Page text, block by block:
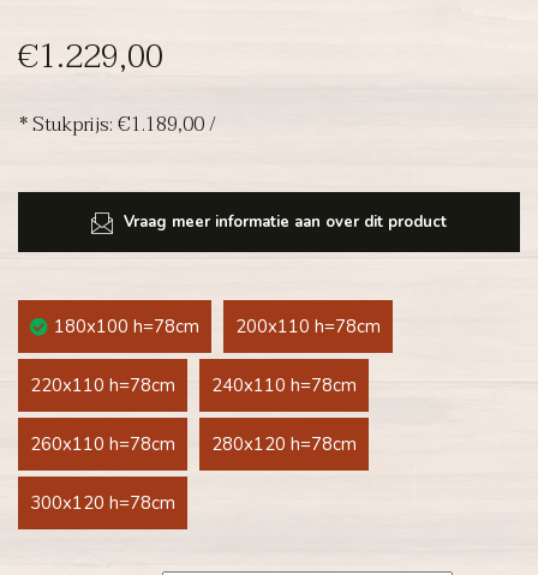
€1.229,00
* Stukprijs: €1.189,00 /
Vraag meer informatie aan over dit product
180x100 h=78cm 200x110 h=78cm
220x110 h=78cm 240x110 h=78cm
260x110 h=78cm 280x120 h=78cm
300x120 h=78cm